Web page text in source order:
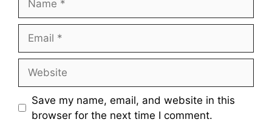
Save my name, email, and website in this
browser for the next time I comment.